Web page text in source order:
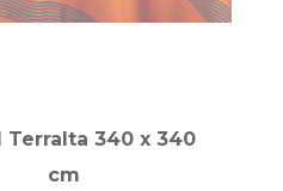
Terralta 340 x 340
cm